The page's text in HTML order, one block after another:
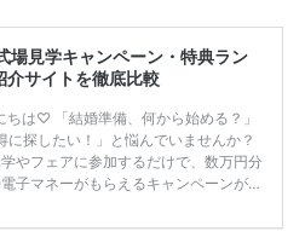
場見学キャンペーン・特典ラン
介サイトを徹底比較
ちは♡ 「結婚準備、何から始める？」
に探したい！」と悩んでいませんか？
やフェアに参加するだけで、数万円分
子マネーがもらえるキャンペーンがあ
ずに選ぶと損をしてしまうことも……。